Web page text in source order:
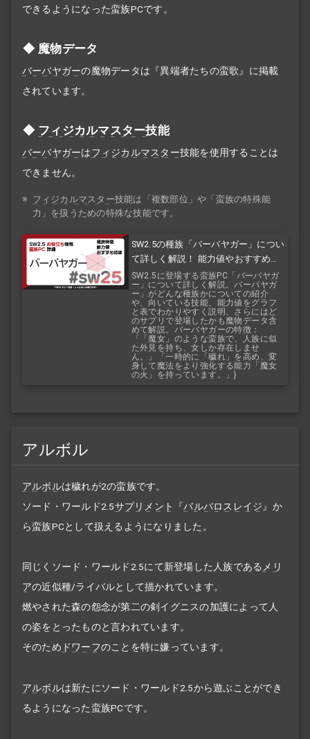
できるようになった蛮族PCです。
魔物データ
バーバヤガーの魔物データは『異端者たちの蛮歌』に掲載
されています。
フィジカルマスター技能
バーバヤガーはフィジカルマスター技能を使用することは
できません。
※ フィジカルマスター技能は「複数部位」や「蛮族の特殊能
力」を扱うための特殊な技能です。
SW2.5の種族「バーバヤガー」につい
て詳しく解説！ 能力値やおすすめ技
能などを紹介！ 『バルバロスレイ
ジ』『バルバロスサーガ』
SW2.5に登場する蛮族PC「バーバヤガ
ー」について詳しく解説。バーバヤガ
ー」がどんな種族かについての紹介
や、向いている技能、能力値をグラフ
と表でわかりやすく説明、さらにはど
のサプリで登場したかも魔物データ含
めて解説。バーバヤガーの特徴：
「「魔女」のような蛮族で、人族に似
た外見を持ち、女しか存在しませ
ん。」「一時的に「穢れ」を高め、変
身して魔法をより強化する能力「魔女
の火」を持っています。」}
アルボル
アルボルは穢れが2の蛮族です。
ソード・ワールド2.5サプリメント 『バルバロスレイジ 』か
ら蛮族PCとして扱えるようになりました。
同じくソード・ワールド2.5にて新登場した人族である メリ
アの近似種/ライバルとして描かれています。
燃やされた森の怨念が第二の剣イグニスの加護によって人
の姿をとったものと言われています。
そのため ドワーフのことを特に嫌っています。
アルボルは新たにソード・ワールド2.5から遊ぶことができ
るようになった蛮族PCです。